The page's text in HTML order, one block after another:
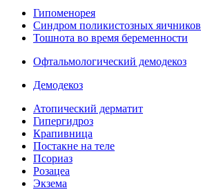
Гипоменорея
Синдром поликистозных яичников
Тошнота во время беременности
Офтальмологический демодекоз
Демодекоз
Атопический дерматит
Гипергидроз
Крапивница
Постакне на теле
Псориаз
Розацеа
Экзема